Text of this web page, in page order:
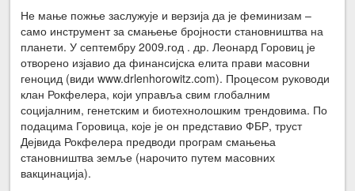
Не мање пожње заслужује и верзија да је феминизам –
само инструмент за смањење бројности становништва на
планети. У септембру 2009.год . др. Леонард Горовиц је
отворено изјавио да финансијска елита прави масовни
геноцид (види www.drlenhorowitz.com). Процесом руководи
клан Рокфелера, који управља свим глобалним
социјалним, генетским и биотехнолошким трендовима. По
подацима Горовица, које је он представио ФБР, труст
Дејвида Рокфелера предводи програм смањења
становништва земље (нарочито путем масовних
вакцинација).